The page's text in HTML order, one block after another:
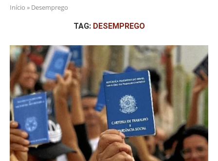
Início » Desemprego
TAG: DESEMPREGO